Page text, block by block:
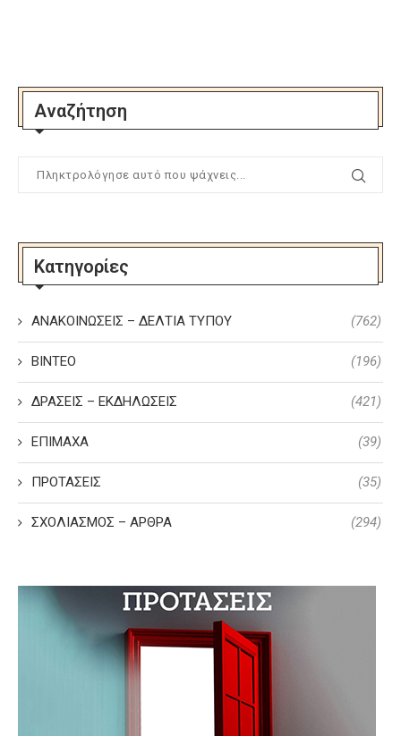
Αναζήτηση
Κατηγορίες
ΑΝΑΚΟΙΝΩΣΕΙΣ – ΔΕΛΤΙΑ ΤΥΠΟΥ (762)
ΒΙΝΤΕΟ (196)
ΔΡΑΣΕΙΣ – ΕΚΔΗΛΩΣΕΙΣ (421)
ΕΠΙΜΑΧΑ (39)
ΠΡΟΤΑΣΕΙΣ (35)
ΣΧΟΛΙΑΣΜΟΣ – ΑΡΘΡΑ (294)